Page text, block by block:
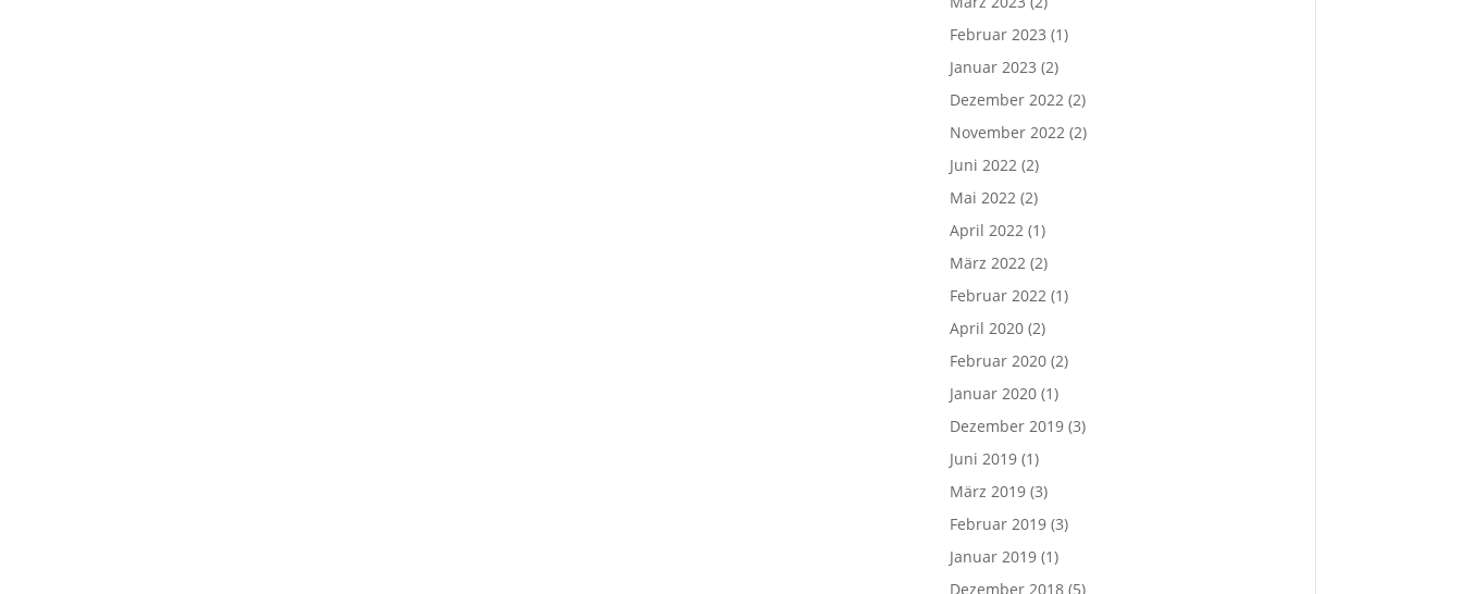
Februar 2023 (1)
Januar 2023 (2)
Dezember 2022(2)
November 2022(2)
Juni 2022(2)
Mai 2022(2)
April 2022(1)
März 2022(2)
Februar 2022(1)
April 2020(2)
Februar 2020(2)
Januar 2020(1)
Dezember 2019(3)
Juni 2019(1)
März 2019(3)
Februar 2019(3)
Januar 2019(1)
Dezember 2018(5)